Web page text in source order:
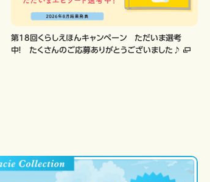
第18回くらしえほんキャンペーン ただいま選考
中！ たくさんのご応募ありがとうございました♪